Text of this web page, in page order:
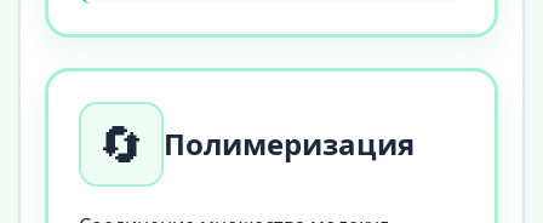
🔄 Полимеризация